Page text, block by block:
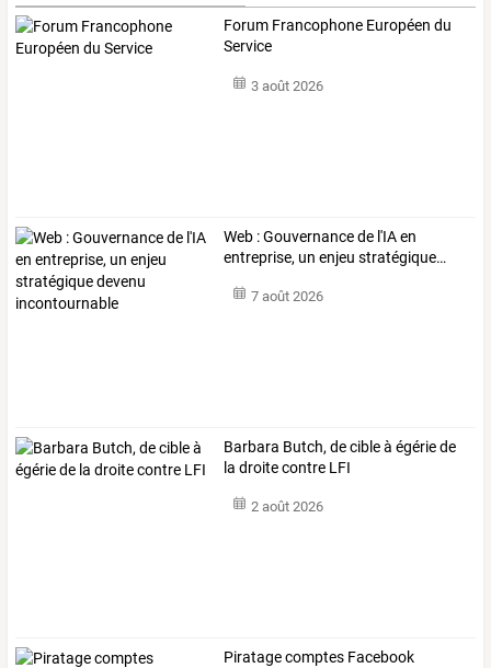
Forum Francophone Européen du
Service
3 août 2026
Web :Gouvernancede l'IAen
entreprise, un enjeu stratégique…
7 août 2026
Barbara Butch, de cible à égérie de
la droite contre LFI
2 août 2026
Piratage comptes Facebook